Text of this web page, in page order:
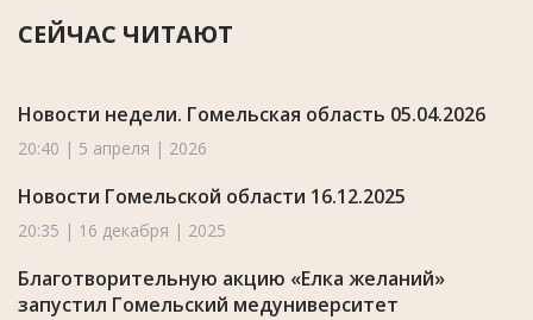
СЕЙЧАС ЧИТАЮТ
Новости недели. Гомельская область 05.04.2026
20:40 | 5 апреля | 2026
Новости Гомельской области 16.12.2025
20:35 | 16 декабря | 2025
Благотворительную акцию «Елка желаний»
запустил Гомельский медуниверситет